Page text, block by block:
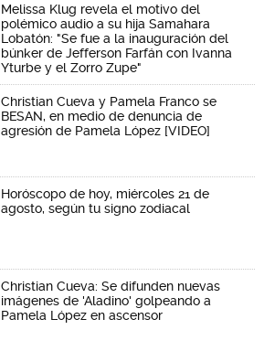
Melissa Klug revela el motivo del
polémico audio a su hija Samahara
Lobatón: "Se fue a la inauguración del
búnker de Jefferson Farfán con Ivanna
Yturbe y el Zorro Zupe"
Christian Cueva y Pamela Franco se
BESAN, en medio de denuncia de
agresión de Pamela López [VIDEO]
Horóscopo de hoy, miércoles 21 de
agosto, según tu signo zodiacal
Christian Cueva: Se difunden nuevas
imágenes de 'Aladino' golpeando a
Pamela López en ascensor